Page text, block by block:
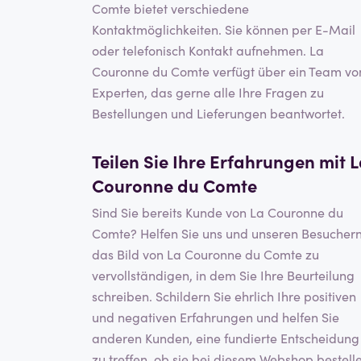
Comte bietet verschiedene
Kontaktmöglichkeiten. Sie können per E-Mail
oder telefonisch Kontakt aufnehmen. La
Couronne du Comte verfügt über ein Team
Experten, das gerne alle Ihre Fragen zu
Bestellungen und Lieferungen beantwortet.
Teilen Sie Ihre Erfahrungen mit
Couronne du Comte
Sind Sie bereits Kunde von La Couronne du
Comte? Helfen Sie uns und unseren
das Bild von La Couronne du Comte zu
vervollständigen, in dem Sie Ihre Beurteilung
schreiben. Schildern Sie ehrlich Ihre positiven
und negativen Erfahrungen und helfen Sie
anderen Kunden, eine fundierte Entscheidung